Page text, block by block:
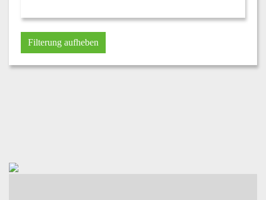
Filterung aufheben